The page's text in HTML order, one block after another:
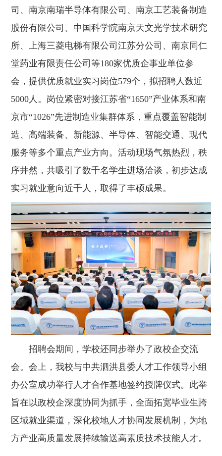
司、南京南瑞半导体有限公司、南京工艺装备制造
股份有限公司、中国科学院南京天文光学技术研究
所、上海三菱电梯有限公司江苏分公司、南京同仁
堂药业有限责任公司等180家优质企事业单位参
会，提供优质就业实习岗位579个，拟招聘人数近
5000人。岗位紧密对接江苏省“1650”产业体系和南
京市“1026”先进制造业集群体系，重点覆盖智能制
造、高端装备、新能源、半导体、智能交通、现代
服务等多个重点产业方向。活动现场气氛热烈，秩
序井然，共吸引了数千名学生进场洽谈，初步达成
实习就业意向近千人，取得了丰硕成果。
招聘会期间，学校还同步举办了政校企交流
会。会上，我校与中共泗洪县委人才工作领导小组
办公室成功举行人才合作基地签约授牌仪式。此举
旨在以政校企深度协同为抓手，全面拓宽毕业生跨
区域就业渠道，深化校地人才协同发展机制，为地
方产业高质量发展持续输送高素质技术技能人才。